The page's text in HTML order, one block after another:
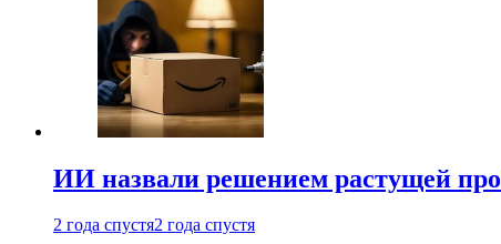
ИИ назвали решением растущей
2 года спустя2 года спустя